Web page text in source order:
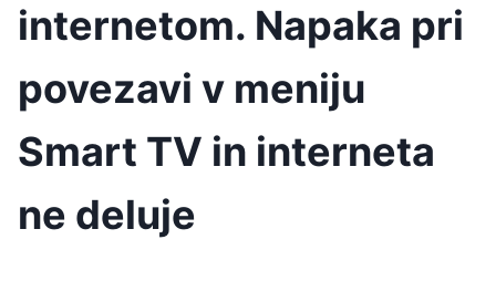
internetom. Napaka pri
povezavi v meniju
Smart TV in interneta
ne deluje